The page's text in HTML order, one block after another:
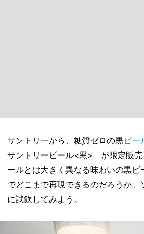
サントリーから、糖質ゼロの黒ビー
サントリービール<黒>」が限定販
ールとは大きく異なる味わいの黒ビ
でどこまで再現できるのだろうか。
に試飲してみよう。